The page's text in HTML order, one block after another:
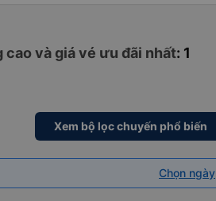
và giá vé ưu đãi nhất: 1
Xem bộ lọc chuyến phổ biến
Chọn ngày